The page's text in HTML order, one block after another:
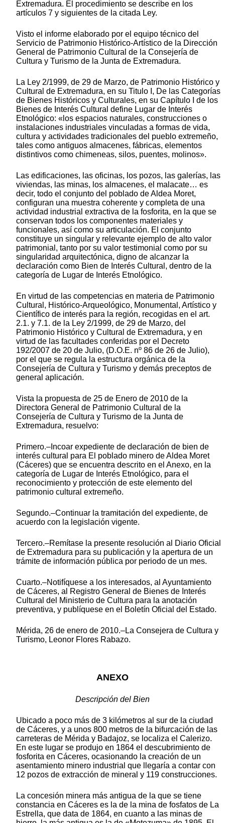
Extremadura. El procedimiento se describe en los
artículos 7 y siguientes de la citada Ley.
Visto el informe elaborado por el equipo técnico del
Servicio de Patrimonio Histórico-Artístico de la Dirección
General de Patrimonio Cultural de la Consejería de
Cultura y Turismo de la Junta de Extremadura.
La Ley 2/1999, de 29 de Marzo, de Patrimonio Histórico y
Cultural de Extremadura, en su Titulo I, De las Categorías
de Bienes Históricos y Culturales, en su Capítulo I de los
Bienes de Interés Cultural define Lugar de Interés
Etnológico: «los espacios naturales, construcciones o
instalaciones industriales vinculadas a formas de vida,
cultura y actividades tradicionales del pueblo extremeño,
tales como antiguos almacenes, fábricas, elementos
distintivos como chimeneas, silos, puentes, molinos».
Las edificaciones, las oficinas, los pozos, las galerías, las
viviendas, las minas, los almacenes, el malacate… es
decir, todo el conjunto del poblado de Aldea Moret,
configuran una muestra coherente y completa de una
actividad industrial extractiva de la fosforita, en la que se
conservan todos los componentes materiales y
funcionales, así como su articulación. El conjunto
constituye un singular y relevante ejemplo de alto valor
patrimonial, tanto por su valor testimonial como por su
singularidad arquitectónica, digno de alcanzar la
declaración como Bien de Interés Cultural, dentro de la
categoría de Lugar de Interés Etnológico.
En virtud de las competencias en materia de Patrimonio
Cultural, Histórico-Arqueológico, Monumental, Artístico y
Científico de interés para la región, recogidas en el art.
2.1. y 7.1. de la Ley 2/1999, de 29 de Marzo, del
Patrimonio Histórico y Cultural de Extremadura, y en
virtud de las facultades conferidas por el Decreto
192/2007 de 20 de Julio, (D.O.E. nº 86 de 26 de Julio),
por el que se regula la estructura orgánica de la
Consejería de Cultura y Turismo y demás preceptos de
general aplicación.
Vista la propuesta de 25 de Enero de 2010 de la
Directora General de Patrimonio Cultural de la
Consejería de Cultura y Turismo de la Junta de
Extremadura, resuelvo:
Primero.–Incoar expediente de declaración de bien de
interés cultural para El poblado minero de Aldea Moret
(Cáceres) que se encuentra descrito en el Anexo, en la
categoría de Lugar de Interés Etnológico, para el
reconocimiento y protección de este elemento del
patrimonio cultural extremeño.
Segundo.–Continuar la tramitación del expediente, de
acuerdo con la legislación vigente.
Tercero.–Remítase la presente resolución al Diario Oficial
de Extremadura para su publicación y la apertura de un
trámite de información pública por periodo de un mes.
Cuarto.–Notifíquese a los interesados, al Ayuntamiento
de Cáceres, al Registro General de Bienes de Interés
Cultural del Ministerio de Cultura para la anotación
preventiva, y publíquese en el Boletín Oficial del Estado.
Mérida, 26 de enero de 2010.–La Consejera de Cultura y
Turismo, Leonor Flores Rabazo.
ANEXO
Descripción del Bien
Ubicado a poco más de 3 kilómetros al sur de la ciudad
de Cáceres, y a unos 800 metros de la bifurcación de las
carreteras de Mérida y Badajoz, se localiza el Calerizo.
En este lugar se produjo en 1864 el descubrimiento de
fosforita en Cáceres, ocasionando la creación de un
asentamiento minero industrial que llegaría a contar con
12 pozos de extracción de mineral y 119 construcciones.
La concesión minera más antigua de la que se tiene
constancia en Cáceres es la de la mina de fosfatos de La
Estrella, que data de 1864, en cuanto a las minas de